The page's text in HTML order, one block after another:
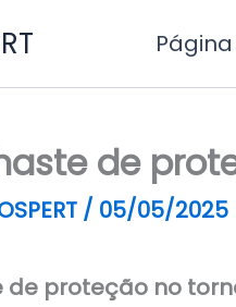
de
/ 05/05/2025
de proteção no